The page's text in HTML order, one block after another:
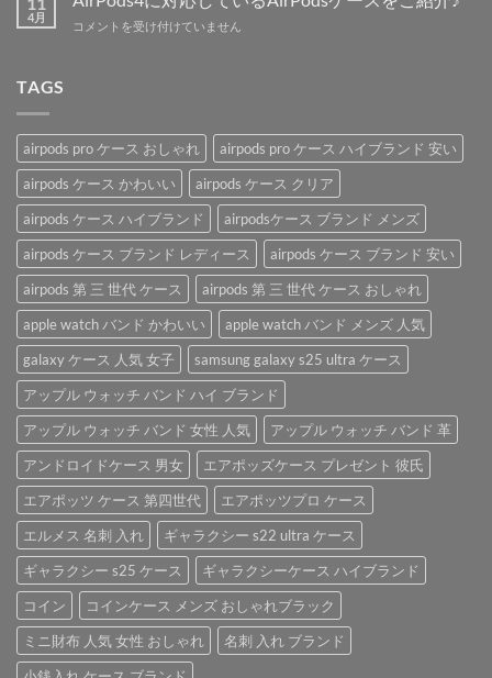
で
利
な
「AirPods
ケ
ー
ス」。
は
に
ブ
ラ
ン
ド
airpods
ケ
ー
ス
は
4月
AirPods4
い
る
AirPods
ケ
ー
ス
を
ご
紹
介
♪
は
コメントを受け付けていません
TAGS
airpods pro ケース おしゃれ
airpods pro ケース ハイブランド 安い
airpods ケース かわいい
airpods ケース クリア
airpods ケース ハイブランド
airpodsケース ブランド メンズ
airpods ケース ブランド レディース
airpods ケース ブランド 安い
airpods 第 三 世代 ケース
airpods 第 三 世代 ケース おしゃれ
apple watch バンド かわいい
apple watch バンド メンズ 人気
galaxy ケース 人気 女子
samsung galaxy s25 ultra ケース
アップル ウォッチ バンド ハイ ブランド
アップル ウォッチ バンド 女性 人気
アップル ウォッチ バンド 革
アンドロイドケース 男女
エアポッズケース プレゼント 彼氏
エアポッツ ケース 第四世代
エアポッツプロ ケース
エルメス 名刺 入れ
ギャラクシー s22 ultra ケース
ギャラクシー s25 ケース
ギャラクシーケース ハイブランド
コイン
コインケース メンズ おしゃれブラック
ミニ財布 人気 女性 おしゃれ
名刺 入れ ブランド